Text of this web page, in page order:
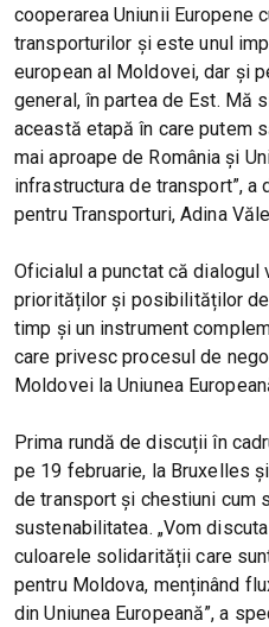
cooperarea Uniunii Europene
transporturilor și este unul
european al Moldovei, dar și
general, în partea de Est. Mă
această etapă în care putem
mai aproape de România și
infrastructura de transport”, a
pentru Transporturi, Adina
Oficialul a punctat că
priorităților și posibilităților
timp și un instrument
care privesc procesul de
Moldovei la Uniunea
Prima rundă de discuții în
pe 19 februarie, la Bruxelles
de transport și chestiuni cum
sustenabilitatea. „Vom
culoarele solidarității care
pentru Moldova, menținând
din Uniunea Europeană”, a